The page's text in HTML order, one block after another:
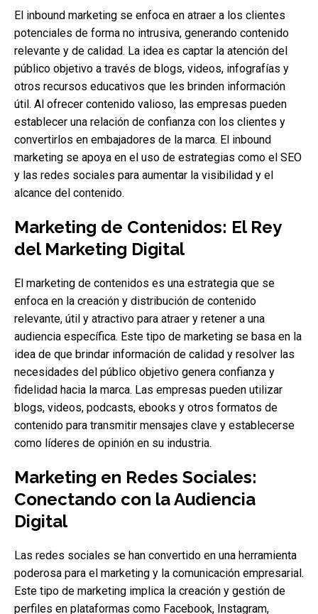
El inbound marketing se enfoca en atraer a los clientes
potenciales de forma no intrusiva, generando contenido
relevante y de calidad. La idea es captar la atención del
público objetivo a través de blogs, videos, infografías y
otros recursos educativos que les brinden información
útil. Al ofrecer contenido valioso, las empresas pueden
establecer una relación de confianza con los clientes y
convertirlos en embajadores de la marca. El inbound
marketing se apoya en el uso de estrategias como el SEO
y las redes sociales para aumentar la visibilidad y el
alcance del contenido.
Marketing de Contenidos: El Rey
del Marketing Digital
El marketing de contenidos es una estrategia que se
enfoca en la creación y distribución de contenido
relevante, útil y atractivo para atraer y retener a una
audiencia específica. Este tipo de marketing se basa en la
idea de que brindar información de calidad y resolver las
necesidades del público objetivo genera confianza y
fidelidad hacia la marca. Las empresas pueden utilizar
blogs, videos, podcasts, ebooks y otros formatos de
contenido para transmitir mensajes clave y establecerse
como líderes de opinión en su industria.
Marketing en Redes Sociales:
Conectando con la Audiencia
Digital
Las redes sociales se han convertido en una herramienta
poderosa para el marketing y la comunicación empresarial.
Este tipo de marketing implica la creación y gestión de
perfiles en plataformas como Facebook, Instagram,